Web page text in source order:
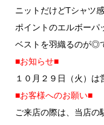
ニットだけどTシャツ
ポイントのエルボーパ
ベストを羽織るのが◎
■お知らせ■
１０月２９日（火）は
■お客様へのお願い■
ご来店の際は、当店の